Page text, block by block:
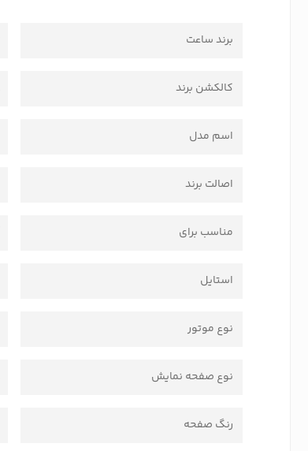
برند ساعت
کالکشن برند
اسم مدل
اصالت برند
مناسب برای
استایل
نوع موتور
نوع صفحه نمایش
رنگ صفحه